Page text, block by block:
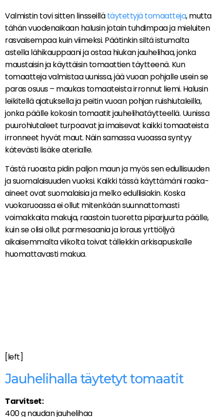
Valmistin tovi sitten linsseillätäytettyjä tomaatteja, mutta
tähän vuodenaikaan halusin jotain tuhdimpaa ja mieluiten
rasvaisempaa kuin viimeksi. Päätinkin siltä istumalta
astella lähikauppaani ja ostaa hiukan jauhelihaa, jonka
maustaisin ja käyttäisin tomaattien täytteenä. Kun
tomaatteja valmistaa uunissa, jää vuoan pohjalle usein se
paras osuus – maukas tomaateista irronnut liemi. Halusin
leikitellä ajatuksella ja peitin vuoan pohjan ruishiutaleilla,
jonka päälle kokosin tomaatit jauhelihatäytteellä. Uunissa
puurohiutaleet turpoavat ja imaisevat kaikki tomaateista
irronneet hyvät maut. Näin samassa vuoassa syntyy
kätevästi lisäke aterialle.
Tästä ruoasta pidin paljon maun ja myös sen edullisuuden
ja suomalaisuuden vuoksi. Kaikki tässä käyttämäni raaka-
aineet ovat suomalaisia ja melko edullisiakin. Koska
vuokaruoassa ei ollut mitenkään suunnattomasti
voimakkaita makuja, raastoin tuoretta piparjuurta päälle,
kuin se olisi ollut parmesaania ja loraus yrttiöljyä
aikaisemmalta viikolta toivat tällekkin arkisapuskalle
huomattavasti makua.
[left]
Jauhelihalla täytetyt tomaatit
Tarvitset:
400 g naudan jauhelihaa